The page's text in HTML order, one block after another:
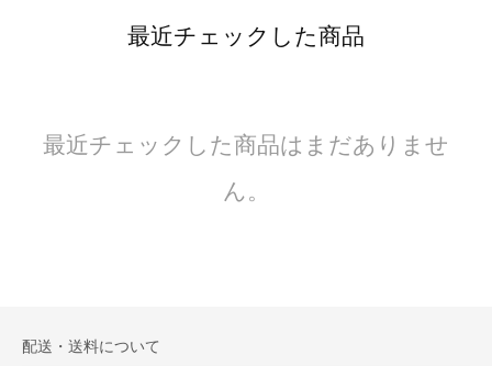
最近チェックした商品
最近チェックした商品はまだありませ
ん。
配送・送料について